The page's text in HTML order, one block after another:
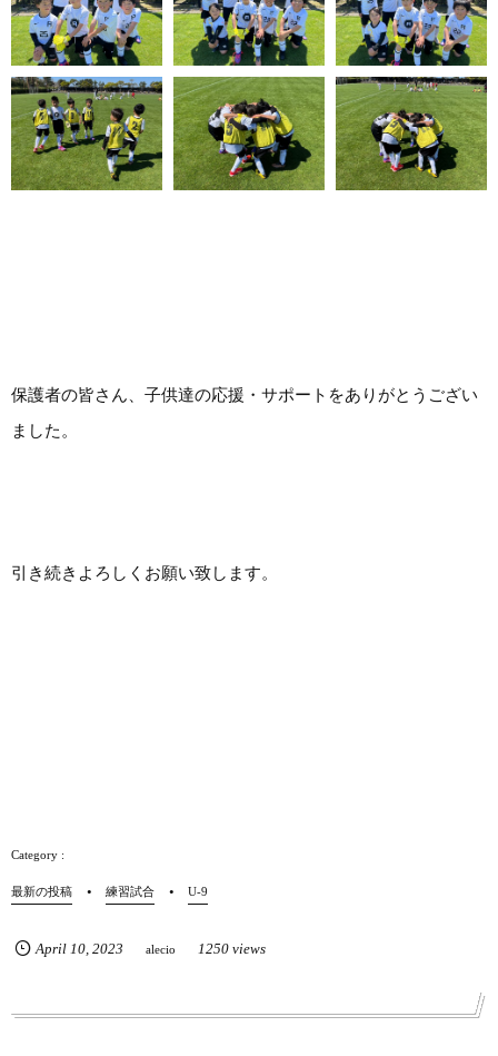
保護者の皆さん、子供達の応援・サポートをありがとうござい
ました。
引き続きよろしくお願い致します。
最新の投稿 練習試合 U-9
April 10, 2023 alecio 1250 views